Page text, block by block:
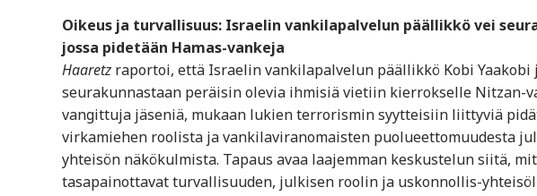
Oikeus ja turvallisuus: Israelin vankilapalvelun päällikkö vei
jossa pidetään Hamas-vankeja
Haaretzraportoi, että Israelin vankilapalvelun päällikkö Kobi
seurakunnastaan peräisin olevia ihmisiä vietiin kierrokselle Nitzan-
vangittuja jäseniä, mukaan lukien terrorismin syytteisiin liittyviä
virkamiehen roolista ja vankilaviranomaisten puolueettomuudesta
yhteisön näkökulmista. Tapaus avaa laajemman keskustelun siitä,
tasapainottavat turvallisuuden, julkisen roolin ja uskonnollis-